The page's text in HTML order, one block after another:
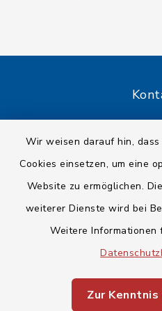
Wir weisen darauf hin,
Cookies einsetzen, um eine
Website zu ermöglichen.
weiterer Dienste wird bei
Weitere Informationen
Zur Kenntnis
Cookie-